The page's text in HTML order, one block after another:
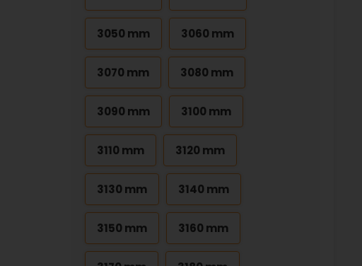
3050 mm 3060 mm
3070 mm 3080 mm
3090 mm 3100 mm
3110 mm 3120 mm
3130 mm 3140 mm
3150 mm 3160 mm